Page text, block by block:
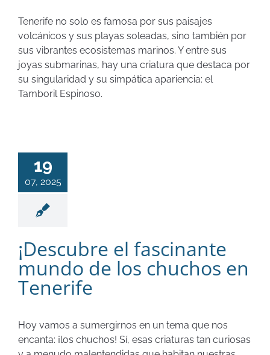
Tenerife no solo es famosa por sus paisajes
volcánicos y sus playas soleadas, sino también por
sus vibrantes ecosistemas marinos. Y entre sus
joyas submarinas, hay una criatura que destaca por
su singularidad y su simpática apariencia: el
Tamboril Espinoso.
19
07, 2025
¡Descubre el fascinante
mundo de los chuchos en
Tenerife
Hoy vamos a sumergirnos en un tema que nos
encanta: ¡los chuchos! Sí, esas criaturas tan curiosas